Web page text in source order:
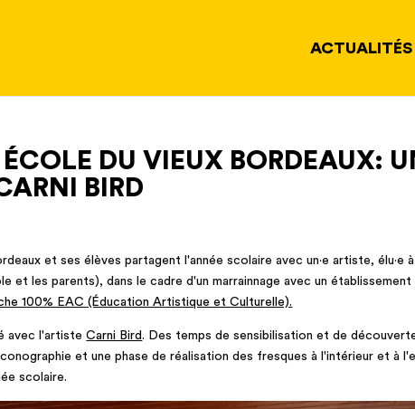
ACTUALITÉS
DU VIEUX BORDEAUX:
BIRD
et ses élèves partagent l'année scolaire avec un·e artiste, élu·e
et les parents), dans le cadre d'un marrainnage avec un
100% EAC (Éducation Artistique et Culturelle).
avec l'artisteCarni Bird. Des temps de sensibilisation et de
et une phase de réalisation des fresques à l'intérieur et à
scolaire.